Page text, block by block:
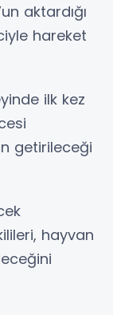
aktardığı
hareket
ilk kez
getirileceği
hayvan